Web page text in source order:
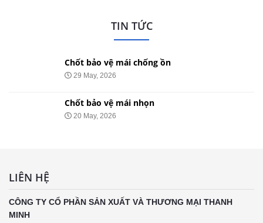
TIN TỨC
Chốt bảo vệ mái chống ồn
29 May, 2026
Chốt bảo vệ mái nhọn
20 May, 2026
LIÊN HỆ
CÔNG TY CỔ PHẦN SẢN XUẤT VÀ THƯƠNG MẠI THANH
MINH